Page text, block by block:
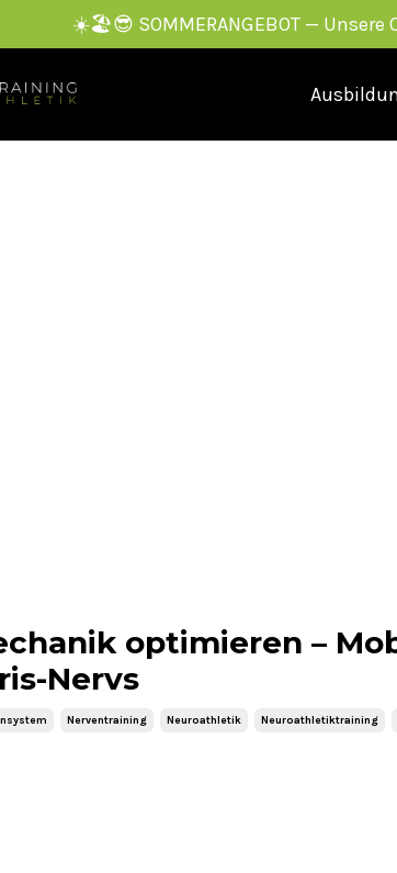
☀️🏖️😎 SOMMERANGEBOT — Unsere
optimieren –
Nervs
Nerventraining Neuroathletik Neuroathletiktraining